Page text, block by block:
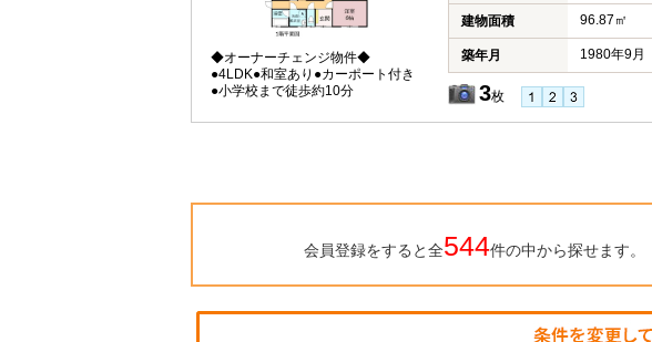
◆オーナーチェンジ物件◆
●4LDK●和室あり●カーポート付き
●小学校まで徒歩約10分
建物面積 96.87㎡
築年月 1980年9月
3枚
会員登録をすると全544件の中から探せます。